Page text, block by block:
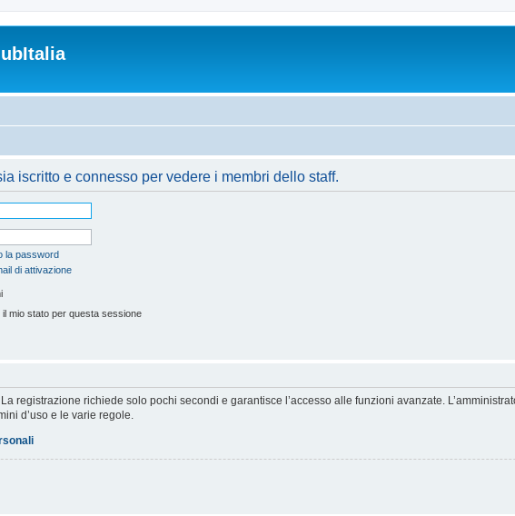
iscritto e connesso per vedere i membri dello staff.
la password
di attivazione
il mio stato per questa sessione
registrazione richiede solo pochi secondi e garantisce l’accesso alle funzioni avanzate.
d’uso e le varie regole.